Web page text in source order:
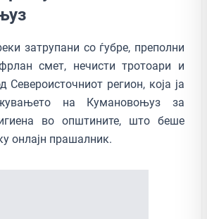
затрупани со ѓубре, преполни
смет, нечисти тротоари и
Североисточниот регион, која ја
на Кумановоњуз за
во општините, што беше
онлајн прашалник.